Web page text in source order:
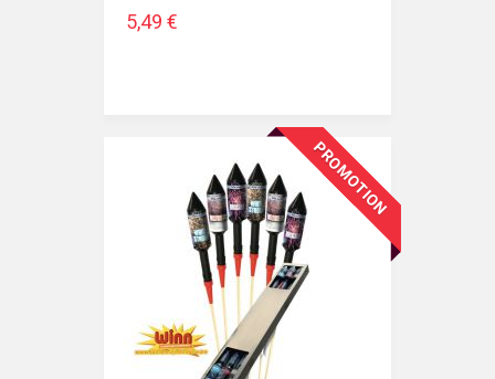
5,49 €
PROMOTION